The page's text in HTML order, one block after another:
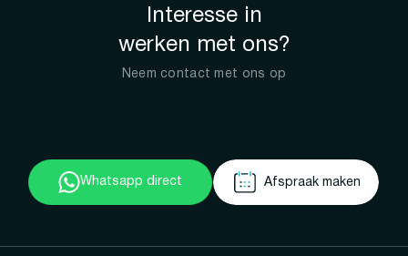
Interesse in
werken met ons?
Neem contact met ons op
Whatsapp direct Afspraak maken